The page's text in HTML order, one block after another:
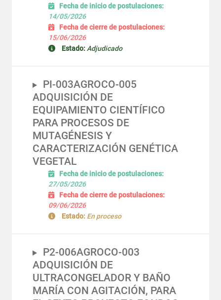
Fecha de inicio de postulaciones:
14/05/2026
Fecha de cierre de postulaciones:
15/06/2026
Estado: Adjudicado
PI-003AGROCO-005
ADQUISICIÓN DE
EQUIPAMIENTO CIENTÍFICO
PARA PROCESOS DE
MUTAGÉNESIS Y
CARACTERIZACIÓN GENÉTICA
VEGETAL
Fecha de inicio de postulaciones:
27/05/2026
Fecha de cierre de postulaciones:
09/06/2026
Estado: En proceso
P2-006AGROCO-003
ADQUISICIÓN DE
ULTRACONGELADOR Y BAÑO
MARÍA CON AGITACIÓN, PARA